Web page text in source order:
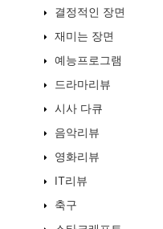
결정적인 장면
재미는 장면
예능프로그램
드라마리뷰
시사 다큐
음악리뷰
영화리뷰
IT리뷰
축구